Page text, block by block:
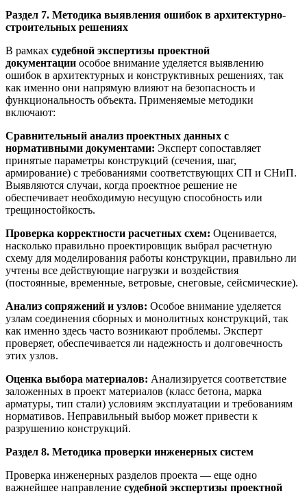
Раздел 7. Методика выявления ошибок в архитектурно-
строительных решениях
В рамках судебной экспертизы проектной
документации особое внимание уделяется выявлению
ошибок в архитектурных и конструктивных решениях, так
как именно они напрямую влияют на безопасность и
функциональность объекта. Применяемые методики
включают:
Сравнительный анализ проектных данных с
нормативными документами: Эксперт сопоставляет
принятые параметры конструкций (сечения, шаг,
армирование) с требованиями соответствующих СП и СНиП.
Выявляются случаи, когда проектное решение не
обеспечивает необходимую несущую способность или
трещиностойкость.
Проверка корректности расчетных схем: Оценивается,
насколько правильно проектировщик выбрал расчетную
схему для моделирования работы конструкции, правильно ли
учтены все действующие нагрузки и воздействия
(постоянные, временные, ветровые, снеговые, сейсмические).
Анализ сопряжений и узлов: Особое внимание уделяется
узлам соединения сборных и монолитных конструкций, так
как именно здесь часто возникают проблемы. Эксперт
проверяет, обеспечивается ли надежность и долговечность
этих узлов.
Оценка выбора материалов: Анализируется соответствие
заложенных в проект материалов (класс бетона, марка
арматуры, тип стали) условиям эксплуатации и требованиям
нормативов. Неправильный выбор может привести к
разрушению конструкций.
Раздел 8. Методика проверки инженерных систем
Проверка инженерных разделов проекта — еще одно
важнейшее направление судебной экспертизы проектной